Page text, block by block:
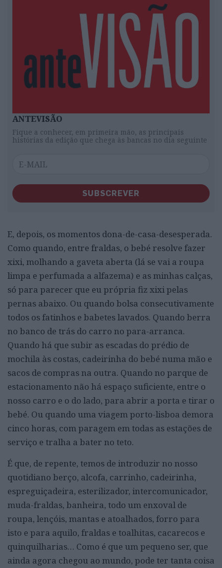
ANTEVISÃO
Fique a conhecer, em primeira mão, as principais
histórias da edição que chega às bancas no dia seguinte
SUBSCREVER
E, depois, os momentos dona-de-casa-desesperada.
Como quando, entre fraldas, o bebé resolve fazer
xixi, molhando a gaveta aberta (lá se vai a roupa
limpa e perfumada a alfazema) e as minhas calças,
só para parecer que eu própria fiz xixi pelas
pernas abaixo. Ou quando bolsa consecutivamente
todos os fatinhos e babetes lavados. Quando berra
no banco de trás do carro no para-arranca.
Quando há que subir as escadas do prédio de
mochila às costas, cadeirinha do bebé numa mão e
sacos de compras na outra. Quando no parque de
estacionamento não há espaço suficiente, entre o
nosso carro e o do lado, para abrir a porta e tirar o
bebé. Ou quando uma viagem porto-lisboa demora
cinco horas, com paragem em todas as estações de
serviço e tralha a bater no teto.
É que, de repente, temos de introduzir no nosso
quotidiano berço, alcofa, carrinho, cadeirinha,
espreguiçadeira, esterilizador, intercomunicador,
muda-fraldas, banheira, todo um enxoval de
roupa, lençóis, mantas e atoalhados, forro para
isto e para aquilo, fraldas e toalhitas, cacarecos e
quinquilharias… Como é que um pequeno ser, que
ainda agora chegou ao mundo, pode ter tanta coisa